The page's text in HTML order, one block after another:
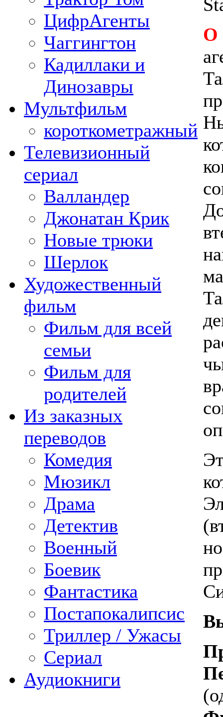
ЦифрАгенты
Чаггингтон
Кадиллаки и
Динозавры
Мультфильм
короткометражный
Телевизионный
сериал
Валландер
Джонатан Крик
Новые трюки
Шерлок
Художественный
фильм
Фильм для всей
семьи
Фильм для
родителей
Из заказных
переводов
Комедия
Мюзикл
Драма
Детектив
Военный
Боевик
Фантастика
Постапокалипсис
Триллер / Ужасы
Сериал
Аудиокниги
О